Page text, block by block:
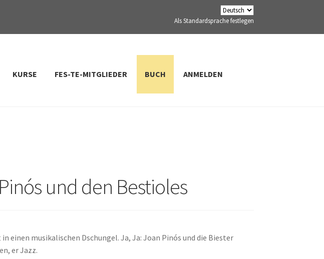
Als Standardsprache festlegen
KURSE FES-TE-MITGLIEDER BUCH ANMELDEN
und den Bestioles
einen musikalischen Dschungel. Ja, Ja: Joan Pinós und die Biester
er Jazz.